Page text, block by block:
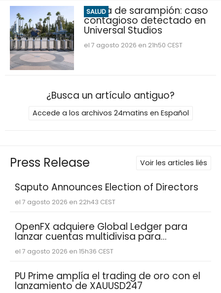
SALUD
Alerta de sarampión: caso
contagioso detectado en
Universal Studios
el 7 agosto 2026 en 21h50 CEST
¿Busca un artículo antiguo?
Accede a los archivos 24matins en Español
Press Release Voir les articles liés
Saputo Announces Election of Directors
el 7 agosto 2026 en 22h43 CEST
OpenFX adquiere Global Ledger para
lanzar cuentas multidivisa para
empresas fintech
el 7 agosto 2026 en 15h36 CEST
PU Prime amplía el trading de oro con el
lanzamiento de XAUUSD247